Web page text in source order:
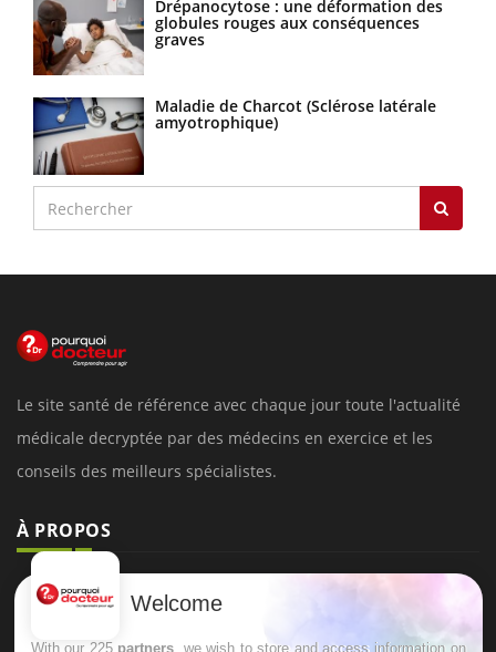
Drépanocytose : une déformation des
globules rouges aux conséquences
graves
Maladie de Charcot (Sclérose latérale
amyotrophique)
Le site santé de référence avec chaque jour toute l'actualité
médicale decryptée par des médecins en exercice et les
conseils des meilleurs spécialistes.
À PROPOS
Données personnelles et cookies
Welcome
With our 225 partners , we wish to store and access information on